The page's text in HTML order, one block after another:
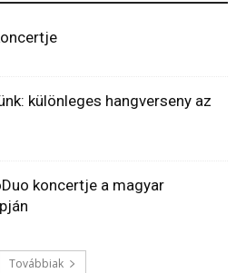
különleges hangverseny az
koncertje a magyar
Továbbiak